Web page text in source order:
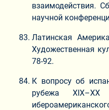
взаимодействия.
научной
Латинская
Художественная
78-92.
К вопросу об
рубежа